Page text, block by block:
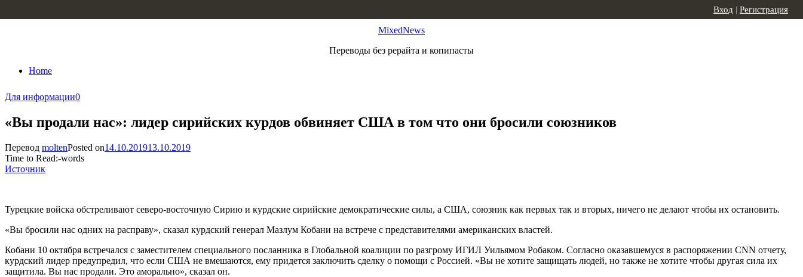
MixedNews
Переводы без рерайта и копипасты
Home
Вход | Регистрация
Для информации0
«Вы продали нас»: лидер сирийских курдов обвиняет США в том что они бросили союзников
Перевод moltenPosted on14.10.201913.10.2019
Time to Read:-words
Источник
Турецкие войска обстреливают северо-восточную Сирию и курдские сирийские демократические силы, а США, союзник как первых так и вторых, ничего не делают чтобы их остановить.
«Вы бросили нас одних на расправу», сказал курдский генерал Мазлум Кобани на встрече с представителями американских властей.
Кобани 10 октября встречался с заместителем специального посланника в Глобальной коалиции по разгрому ИГИЛ Уильямом Робаком. Согласно оказавшемуся в распоряжении CNN отчету,
курдский лидер предупредил, что если США не вмешаются, ему придется заключить сделку о помощи с Россией. «Вы не хотите защищать людей, но также не хотите чтобы другая сила их
защитила. Вы нас продали. Это аморально», сказал он.